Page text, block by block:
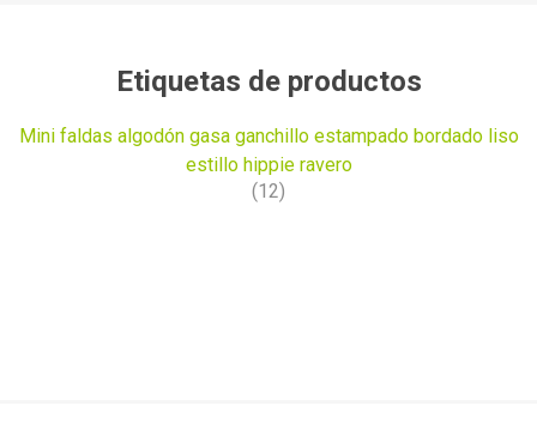
Etiquetas de productos
Mini faldas algodón gasa ganchillo estampado bordado liso
estillo hippie ravero
(12)